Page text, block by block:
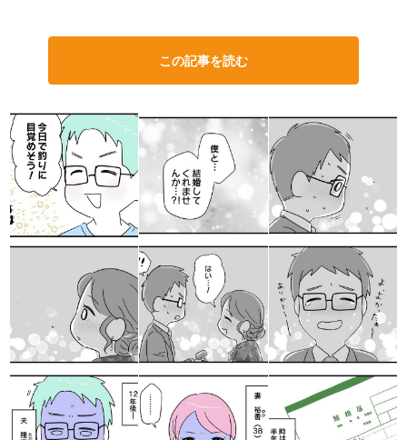
この記事を読む